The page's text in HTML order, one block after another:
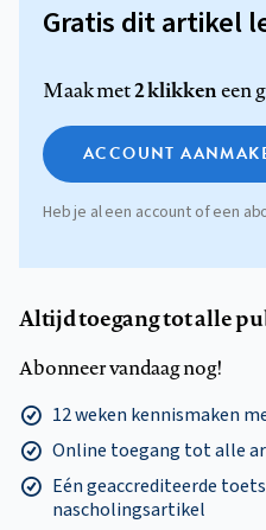
Gratis dit artikel
Maak met2 klikkeneen
ACCOUNT
Heb je al een account of een
Altijd toegang tot alle
Abonneer vandaag nog!
12 weken kennismaken
Online toegang tot alle
Eén geaccrediteerde
nascholingsartikel